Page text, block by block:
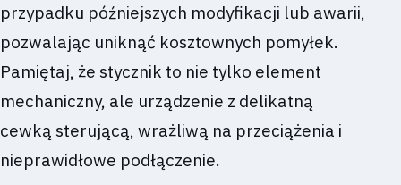
przypadku późniejszych modyfikacji lub awarii,
pozwalając uniknąć kosztownych pomyłek.
Pamiętaj, że stycznik to nie tylko element
mechaniczny, ale urządzenie z delikatną
cewką sterującą, wrażliwą na przeciążenia i
nieprawidłowe podłączenie.